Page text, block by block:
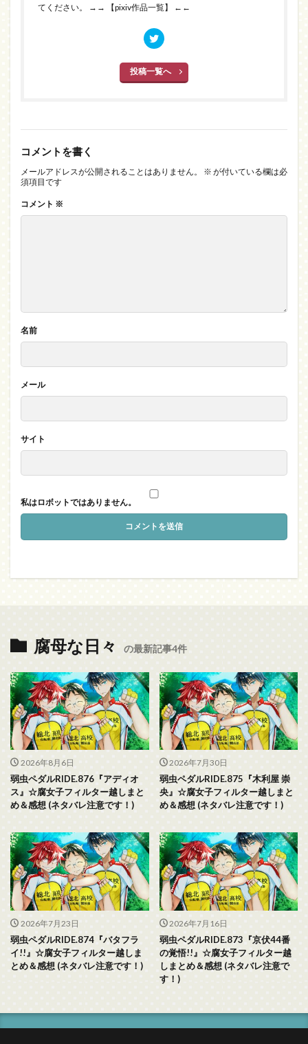
てください。
→→ 【pixiv作品一覧】 ←←
投稿一覧へ
コメントを書く
メールアドレスが公開されることはありません。 ※ が付いている欄は必
須項目です
コメント ※
名前
メール
サイト
私はロボットではありません。
腐母な日々 の最新記事4件
2026年8月6日
弱虫ペダルRIDE.876『アディオ
ス』☆腐女子フィルター越しまと
め＆感想 (ネタバレ注意です！)
2026年7月30日
弱虫ペダルRIDE.875『木利屋 崇
央』☆腐女子フィルター越しまと
め＆感想 (ネタバレ注意です！)
2026年7月23日
弱虫ペダルRIDE.874『バタフラ
イ!!』☆腐女子フィルター越しま
とめ＆感想 (ネタバレ注意です！)
2026年7月16日
弱虫ペダルRIDE.873『京伏44番
の覚悟!!』☆腐女子フィルター越
しまとめ＆感想 (ネタバレ注意で
す！)